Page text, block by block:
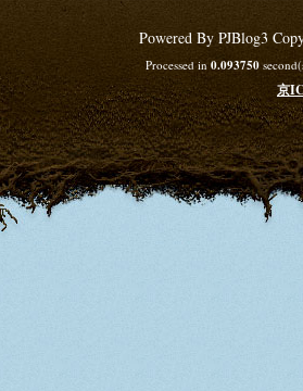
Powered By PJBlog3
Processed in0.093750
京